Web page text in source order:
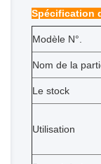
Spécification
Modèle N°.
Nom de la
Le stock
Utilisation